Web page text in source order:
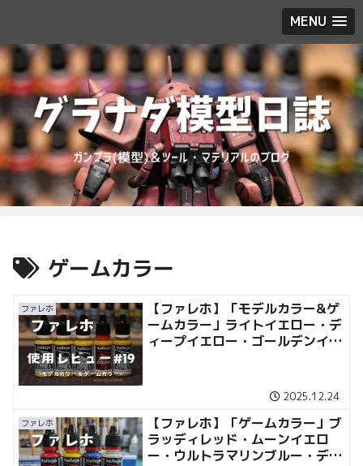
MENU
ゲームカラー
ファレホ
【ファレホ】「モデルカラー&ゲ
ームカラー」ライトイエロー・デ
ィープイエロー・ゴールデンイエ
2025.12.24
ファレホ
【ファレホ】「ゲームカラー」ブ
ラッディレッド・ムーンイエロ
ー・ウルトラマリンブルー・デッ